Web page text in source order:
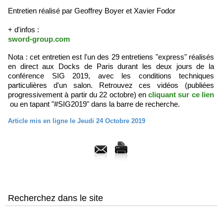
Entretien réalisé par Geoffrey Boyer et Xavier Fodor
+ d'infos :
sword-group.com
Nota : cet entretien est l'un des 29 entretiens "express" réalisés
en direct aux Docks de Paris durant les deux jours de la
conférence SIG 2019, avec les conditions techniques
particulières d'un salon. Retrouvez ces vidéos (publiées
progressivement à partir du 22 octobre) encliquant sur ce lien
ou en tapant "#SIG2019" dans la barre de recherche.
Article mis en ligne le Jeudi 24 Octobre 2019
Recherchez dans le site